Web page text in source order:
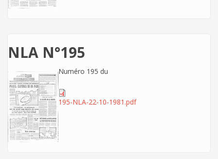
NLA N°195
Numéro 195 du
195-NLA-22-10-1981.pdf